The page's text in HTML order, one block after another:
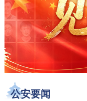
公安要闻